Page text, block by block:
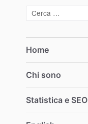
Cerca:
Home
Chi sono
Statistica e SEO